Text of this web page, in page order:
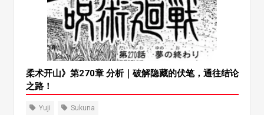
库纳和虞姬之间的关系。淑娜曾经是最强大的诅咒之灵，
有着 “诅咒之王 “的可怕名声。然而，随着故事的发展，淑
娜的本体被封印了起来，现在只有他的一部分寄居在虞姬
体内。 这一切都源于佑司吞下了苏库纳的一根手指，这标
志着他们之间奇特联系的开始。现在，夕纪体内残留着苏
库纳的一部分，只要夕纪还活着，苏库纳就能复活。但这
个契约有一个很大的限制，那就是淑娜不能直接接触裕
二。 这个限制似乎源于一种神秘的契约。虽然佑司拥有淑
娜的部分力量，但他并没有完全服从淑娜的控制。苏库纳
柔术开山》第270章 分析｜破解隐藏的伏笔，通往结论
之路！
Yuji Sukuna